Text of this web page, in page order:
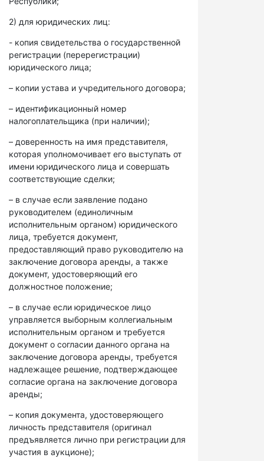
2) для юридических лиц:
- копия свидетельства о государственной
регистрации (перерегистрации)
юридического лица;
– копии устава и учредительного договора;
– идентификационный номер
налогоплательщика (при наличии);
– доверенность на имя представителя,
которая уполномочивает его выступать от
имени юридического лица и совершать
соответствующие сделки;
– в случае если заявление подано
руководителем (единоличным
исполнительным органом) юридического
лица, требуется документ,
предоставляющий право руководителю на
заключение договора аренды, а также
документ, удостоверяющий его
должностное положение;
– в случае если юридическое лицо
управляется выборным коллегиальным
исполнительным органом и требуется
документ о согласии данного органа на
заключение договора аренды, требуется
надлежащее решение, подтверждающее
согласие органа на заключение договора
аренды;
– копия документа, удостоверяющего
личность представителя (оригинал
предъявляется лично при регистрации для
участия в аукционе);